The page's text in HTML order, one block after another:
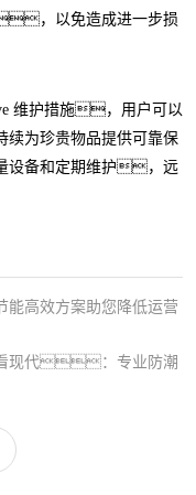
，以免造成进一步损
维护措施，用户可以
为珍贵物品提供可靠保
备和定期维护，远
高效方案助您降低运营
看现代：专业防潮